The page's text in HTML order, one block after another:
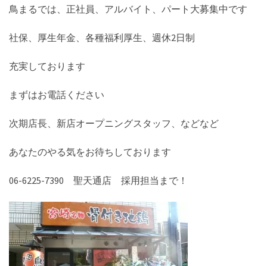
鳥まるでは、正社員、アルバイト、パート大募集中です
社保、厚生年金、各種福利厚生、週休2日制
充実しております
まずはお電話ください
次期店長、新店オープニングスタッフ、などなど
あなたのやる気をお待ちしております
06-6225-7390 聖天通店 採用担当まで！